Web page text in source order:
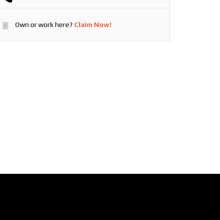
Own or work here? Claim Now!